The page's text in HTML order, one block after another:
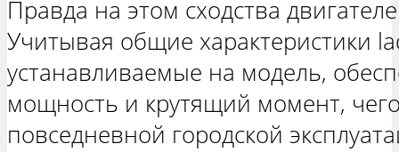
Правда на этом сходства
Учитывая общие характеристики
устанавливаемые на модель,
мощность и крутящий момент,
повседневной городской